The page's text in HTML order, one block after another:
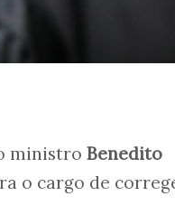
ministro Benedito
o cargo de